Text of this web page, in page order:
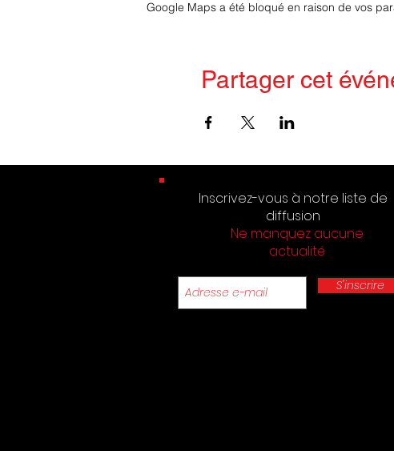
Google Maps a été bloqué en raison de vos
Partager cet
Inscrivez-vous à notre liste de
diffusion
Ne manquez aucune
actualité
S'inscrire